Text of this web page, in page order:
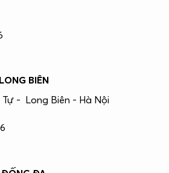
BIÊN
- Long Biên - Hà Nội